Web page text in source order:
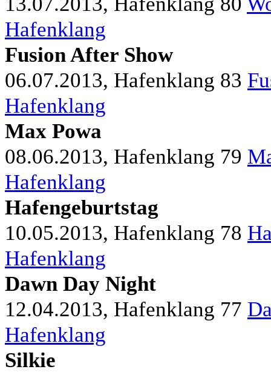
Hafenklang
Fusion After Show
06.07.2013, Hafenklang 83
Hafenklang
Max Powa
08.06.2013, Hafenklang 79
Hafenklang
Hafengeburtstag
10.05.2013, Hafenklang 78
Hafenklang
Dawn Day Night
12.04.2013, Hafenklang 77
Hafenklang
Silkie